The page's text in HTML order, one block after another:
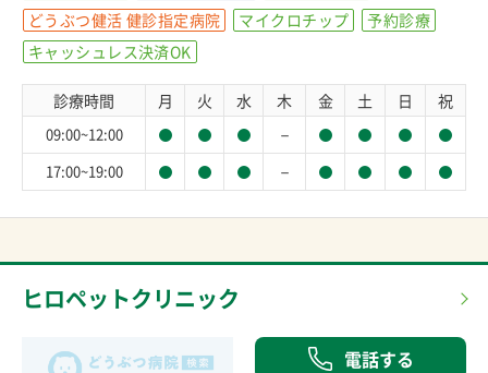
どうぶつ健活 健診指定病院
マイクロチップ
予約診療
キャッシュレス決済OK
診療時間 月 火 水 木 金 土 日 祝
09:00~12:00 －
17:00~19:00 －
ヒロペットクリニック
電話する